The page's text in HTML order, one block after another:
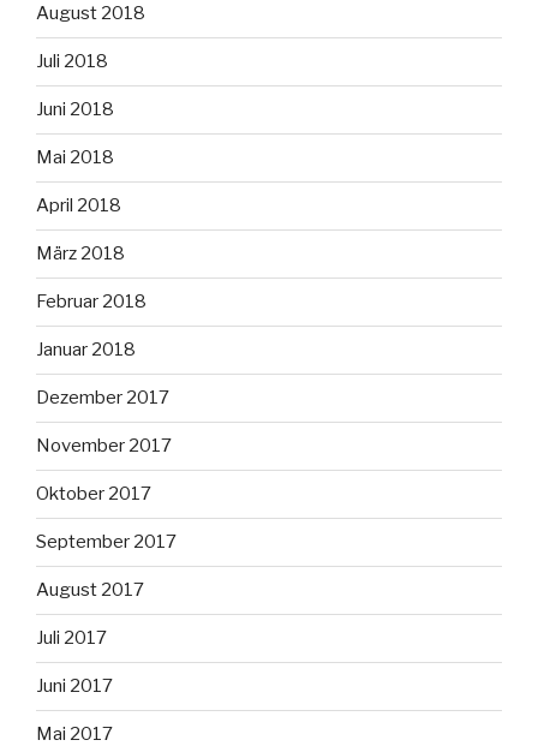
August 2018
Juli 2018
Juni 2018
Mai 2018
April 2018
März 2018
Februar 2018
Januar 2018
Dezember 2017
November 2017
Oktober 2017
September 2017
August 2017
Juli 2017
Juni 2017
Mai 2017